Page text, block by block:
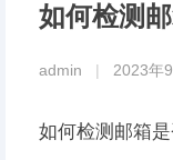
如何检测
admin 2023年
如何检测邮箱